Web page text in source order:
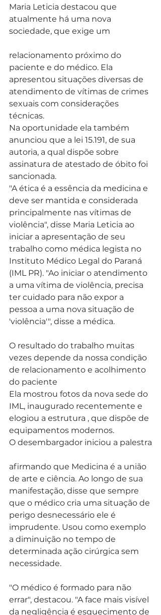
Maria Leticia destacou que
atualmente há uma nova
sociedade, que exige um
relacionamento próximo do
paciente e do médico. Ela
apresentou situações diversas de
atendimento de vítimas de crimes
sexuais com considerações
técnicas.
Na oportunidade ela também
anunciou que a lei 15.191, de sua
autoria, a qual dispõe sobre
assinatura de atestado de óbito foi
sancionada.
"A ética é a essência da medicina e
deve ser mantida e considerada
principalmente nas vítimas de
violência", disse Maria Leticia ao
iniciar a apresentação de seu
trabalho como médica legista no
Instituto Médico Legal do Paraná
(IML PR). "Ao iniciar o atendimento
a uma vítima de violência, precisa
ter cuidado para não expor a
pessoa a uma nova situação de
'violência'", disse a médica.
O resultado do trabalho muitas
vezes depende da nossa condição
de relacionamento e acolhimento
do paciente
Ela mostrou fotos da nova sede do
IML, inaugurado recentemente e
elogiou a estrutura , que dispõe de
equipamentos modernos.
O desembargador iniciou a palestra
afirmando que Medicina é a união
de arte e ciência. Ao longo de sua
manifestação, disse que sempre
que o médico cria uma situação de
perigo desnecessário ele é
imprudente. Usou como exemplo
a diminuição no tempo de
determinada ação cirúrgica sem
necessidade.
"O médico é formado para não
errar", destacou. "A face mais visível
da negligência é esquecimento de